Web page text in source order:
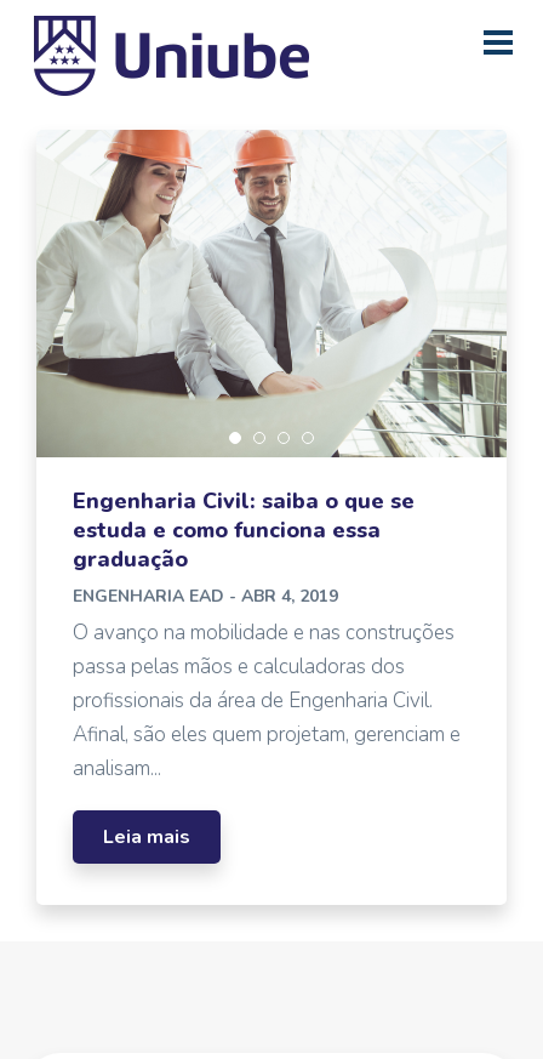
Engenharia Civil: saiba o que se
estuda e como funciona essa
graduação
ENGENHARIA EAD - ABR 4, 2019
O avanço na mobilidade e nas construções
passa pelas mãos e calculadoras dos
profissionais da área de Engenharia Civil.
Afinal, são eles quem projetam, gerenciam e
analisam...
Leia mais